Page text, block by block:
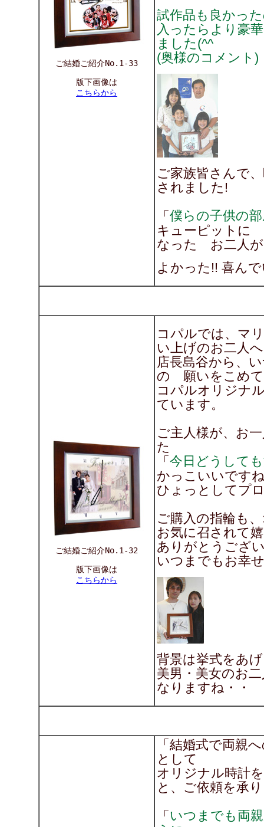
ご結婚ご紹介No.1-33
版下画像は
こちらから
試作品も良かっ
入ったらより豪
ました(^^
(奥様のコメント)
ご家族皆さんで
されました!
「 僕らの子供の
キューピットに
なった お二人
よかった!! 喜ん
ご結婚ご紹介No.1-32
版下画像は
こちらから
コパルでは、マ
い上げのお二人へ
店長島谷から、
の 願いをこめ
コパルオリジナ
ています。
ご主人様が、お
た
「 今日どうして
かっこいいです
ひょっとしてプ
ご購入の指輪も
お気に召されて
ありがとうござ
いつまでもお幸
背景は挙式をあ
美男・美女のお
なりますね・・
「結婚式で両親
として
オリジナル時計
と、ご依頼を承
「 いつまでも両